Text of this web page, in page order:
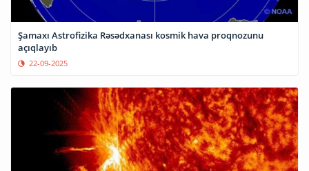
Şamaxı Astrofizika Rəsədxanası kosmik hava proqnozunu
açıqlayıb
22-09-2025